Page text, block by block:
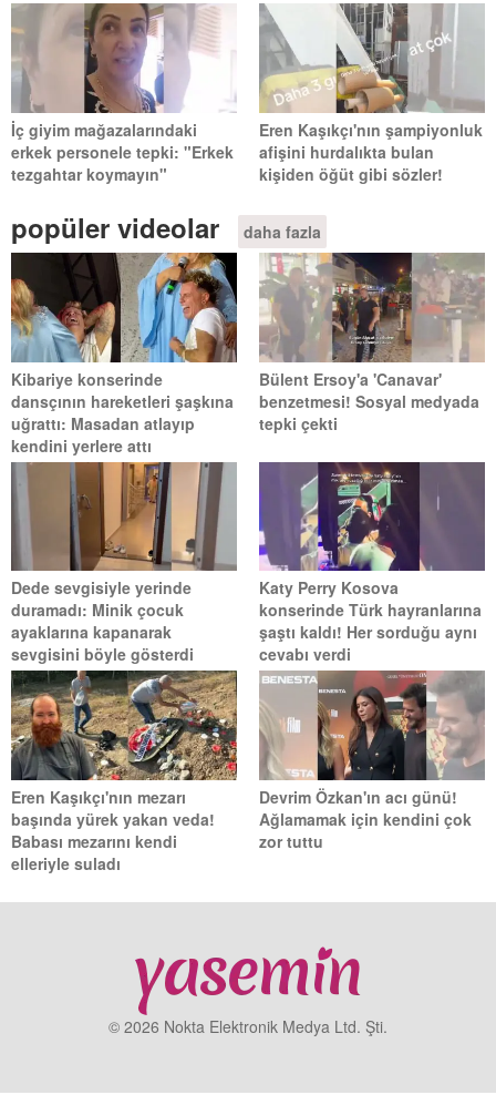
İç giyim mağazalarındaki
erkek personele tepki: "Erkek
tezgahtar koymayın"
Eren Kaşıkçı'nın şampiyonluk
afişini hurdalıkta bulan
kişiden öğüt gibi sözler!
popüler videolar daha fazla
Kibariye konserinde
dansçının hareketleri şaşkına
uğrattı: Masadan atlayıp
kendini yerlere attı
Bülent Ersoy'a 'Canavar'
benzetmesi! Sosyal medyada
tepki çekti
Dede sevgisiyle yerinde
duramadı: Minik çocuk
ayaklarına kapanarak
sevgisini böyle gösterdi
Katy Perry Kosova
konserinde Türk hayranlarına
şaştı kaldı! Her sorduğu aynı
cevabı verdi
Eren Kaşıkçı'nın mezarı
başında yürek yakan veda!
Babası mezarını kendi
elleriyle suladı
Devrim Özkan'ın acı günü!
Ağlamamak için kendini çok
zor tuttu
© 2026 Nokta Elektronik Medya Ltd. Şti.